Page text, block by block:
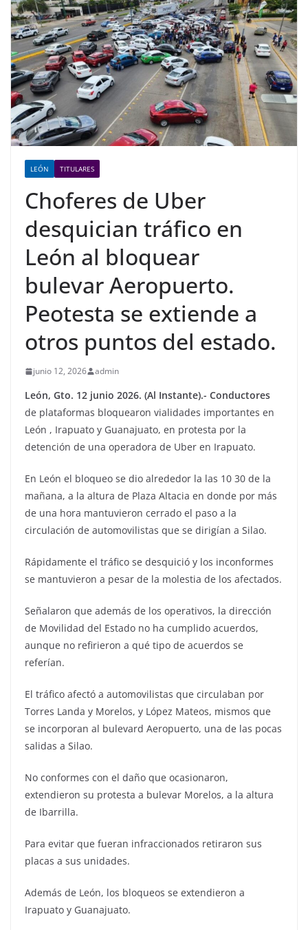
LEÓN TITULARES
Choferes de Uber
desquician tráfico en
León al bloquear
bulevar Aeropuerto.
Peotesta se extiende a
otros puntos del estado.
junio 12, 2026 admin
León, Gto. 12 junio 2026. (Al Instante).- Conductores
de plataformas bloquearon vialidades importantes en
León , Irapuato y Guanajuato, en protesta por la
detención de una operadora de Uber en Irapuato.
En León el bloqueo se dio alrededor la las 10 30 de la
mañana, a la altura de Plaza Altacia en donde por más
de una hora mantuvieron cerrado el paso a la
circulación de automovilistas que se dirigían a Silao.
Rápidamente el tráfico se desquició y los inconformes
se mantuvieron a pesar de la molestia de los afectados.
Señalaron que además de los operativos, la dirección
de Movilidad del Estado no ha cumplido acuerdos,
aunque no refirieron a qué tipo de acuerdos se
referían.
El tráfico afectó a automovilistas que circulaban por
Torres Landa y Morelos, y López Mateos, mismos que
se incorporan al bulevard Aeropuerto, una de las pocas
salidas a Silao.
No conformes con el daño que ocasionaron,
extendieron su protesta a bulevar Morelos, a la altura
de Ibarrilla.
Para evitar que fueran infraccionados retiraron sus
placas a sus unidades.
Además de León, los bloqueos se extendieron a
Irapuato y Guanajuato.